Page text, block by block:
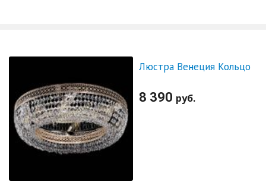
Люстра Венеция Кольцо
8 390 руб.